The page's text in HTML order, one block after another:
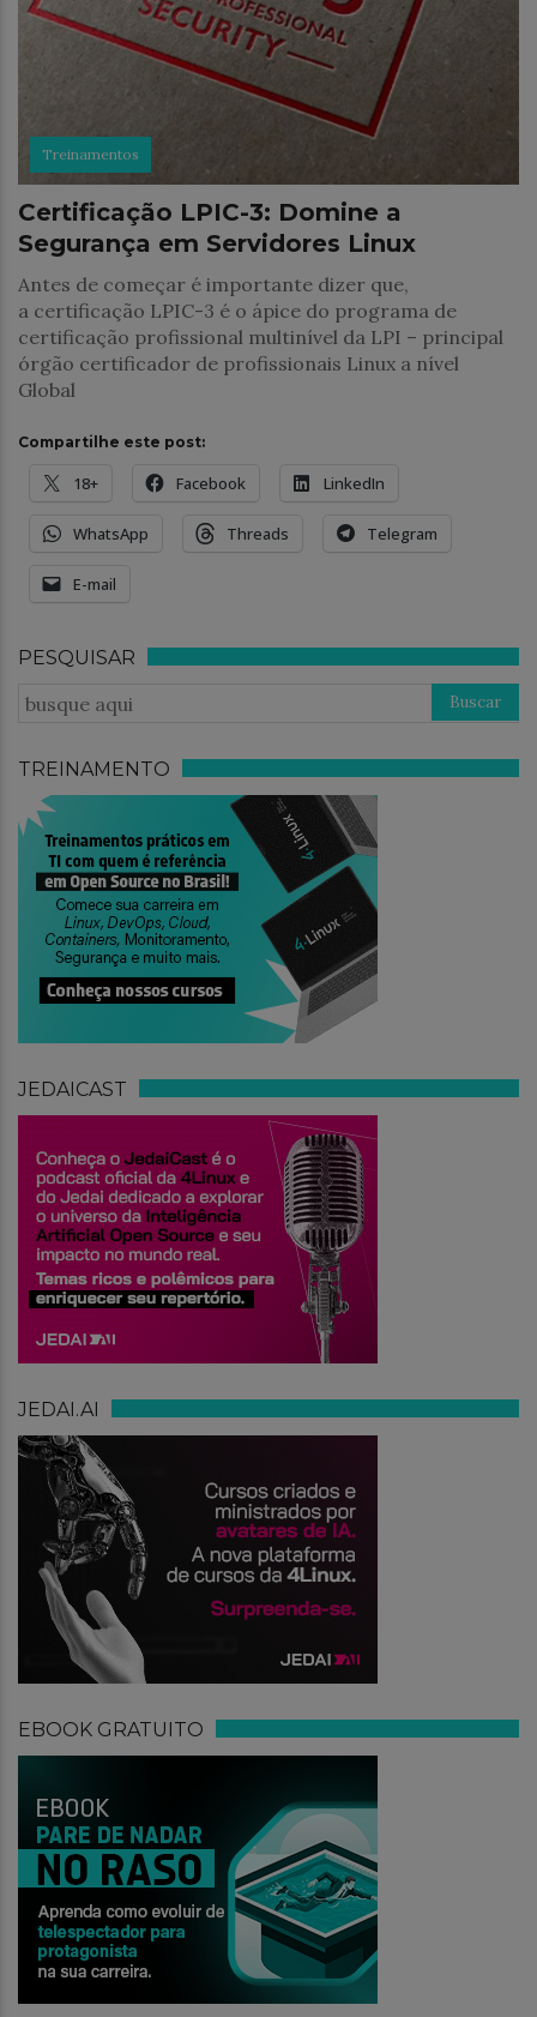
Treinamentos
Certificação LPIC-3: Domine a
Segurança em Servidores Linux
Antes de começar é importante dizer que,
a certificação LPIC-3 é o ápice do programa de
certificação profissional multinível da LPI – principal
órgão certificador de profissionais Linux a nível
Global
Compartilhe este post:
18+ Facebook LinkedIn
WhatsApp Threads Telegram
E-mail
PESQUISAR
TREINAMENTO
JEDAICAST
JEDAI.AI
EBOOK GRATUITO